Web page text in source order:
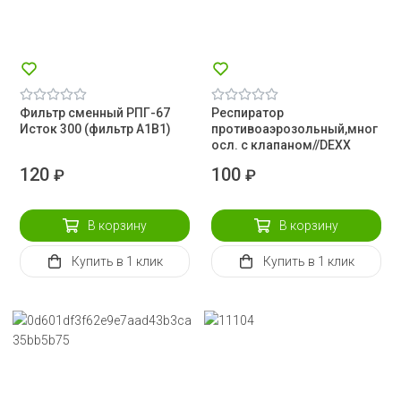
Фильтр сменный РПГ-67
Исток 300 (фильтр А1В1)
120 ₽
В корзину
Купить в 1 клик
Респиратор
противоаэрозольный,мног
осл. с клапаном//DEXX
100₽
В корзину
Купить в 1 клик